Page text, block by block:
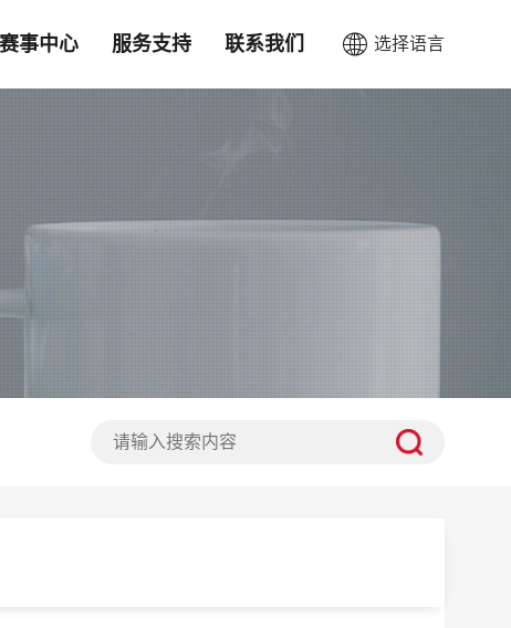
选择语言
CN
赛事中心 服务支持 联系我们